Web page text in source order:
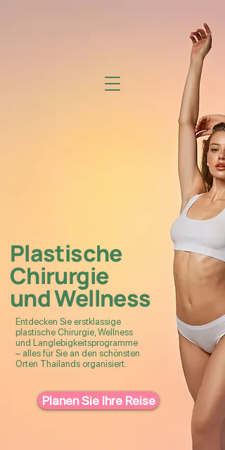
Plastische
Chirurgie
und Wellness
Entdecken Sie erstklassige
plastische Chirurgie, Wellness
und Langlebigkeitsprogramme
– alles für Sie an den schönsten
Orten Thailands organisiert.
Planen Sie Ihre Reise